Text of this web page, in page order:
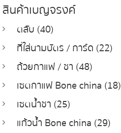
สินค้าเบญจรงค์
ตลับ (40)
ที่ใส่นามบัตร / การ์ด (22)
ถ้วยกาแฟ / ชา (48)
เซตกาแฟ Bone china (18)
เซตน้ำชา (25)
แก้วน้ำ Bone china (29)